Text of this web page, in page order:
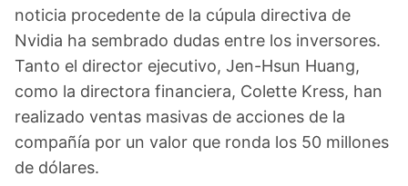
noticia procedente de la cúpula directiva de
Nvidia ha sembrado dudas entre los inversores.
Tanto el director ejecutivo, Jen-Hsun Huang,
como la directora financiera, Colette Kress, han
realizado ventas masivas de acciones de la
compañía por un valor que ronda los 50 millones
de dólares.